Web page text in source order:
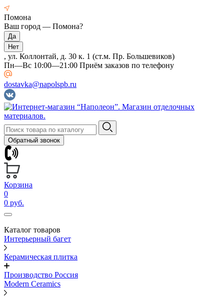
Помона
Ваш город — Помона?
, ул. Коллонтай, д. 30 к. 1 (ст.м. Пр. Большевиков)
Пн—Вс 10:00—21:00 Приём заказов по телефону
dostavka@napolspb.ru
Обратный звонок
Корзина
0
0 руб.
Каталог товаров
Интерьерный багет
Керамическая плитка
Производство Россия
Modern Ceramics